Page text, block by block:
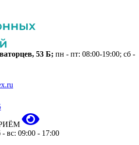
53 Б; пн - пт: 08:00-19:00; сб -
вс: 09:00 - 17:00